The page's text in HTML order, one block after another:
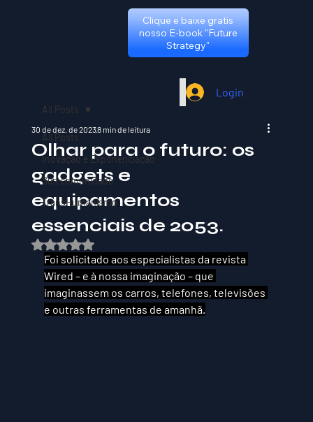
Clique e baixe gratis
nosso E-book "Future
Strategy"
Login
All Posts
Inovação e Exponenciação
Sua comunidade
TransHumanismo
All Posts
Olhar para o futuro: os
gadgets e
equipamentos
essenciais de 2053.
30 de dez. de 20238 min de leitura
Avaliado com NaN de 5 estrelas.
Foi solicitado aos especialistas da revista
Wired – e à nossa imaginação – que
imaginassem os carros, telefones, televisões
e outras ferramentas de amanhã.